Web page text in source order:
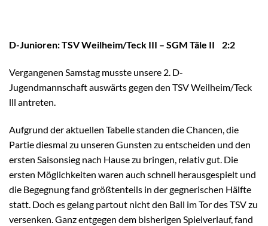
D-Junioren: TSV Weilheim/Teck III – SGM Täle II 2:2
Vergangenen Samstag musste unsere 2. D-
Jugendmannschaft auswärts gegen den TSV Weilheim/Teck
lll antreten.
Aufgrund der aktuellen Tabelle standen die Chancen, die
Partie diesmal zu unseren Gunsten zu entscheiden und den
ersten Saisonsieg nach Hause zu bringen, relativ gut. Die
ersten Möglichkeiten waren auch schnell herausgespielt und
die Begegnung fand größtenteils in der gegnerischen Hälfte
statt. Doch es gelang partout nicht den Ball im Tor des TSV zu
versenken. Ganz entgegen dem bisherigen Spielverlauf, fand